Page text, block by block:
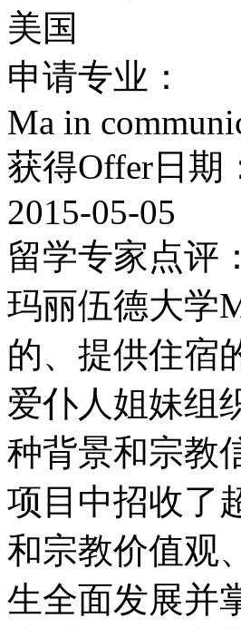
美国
申请专业：
Ma in
获得Offer日期
2015-05-05
留学专家点评：
玛丽伍德大学
的、提供住宿
爱仆人姐妹组
种背景和宗教
项目中招收了
和宗教价值观
生全面发展并